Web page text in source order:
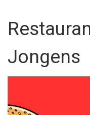
Jongens